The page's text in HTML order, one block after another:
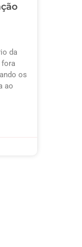
da
fora
os
ao